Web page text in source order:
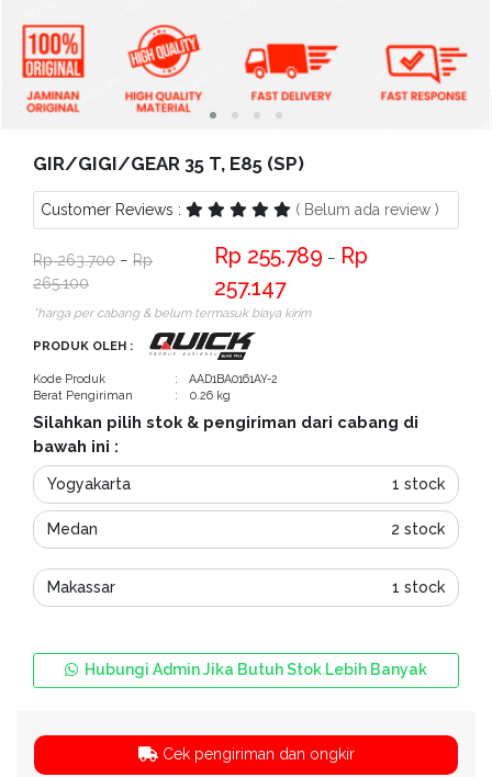
Kritik
dan
Saran
GIR/GIGI/GEAR 35 T, E85 (SP)
Customer Reviews : ( Belum ada review )
263.700 −
265.100
255.789 −
257.147
*harga per cabang & belum termasuk biaya kirim
PRODUK OLEH :
Kode Produk
: AAD1BA0161AY-2
Berat Pengiriman
: 0.26 kg
Silahkan pilih stok & pengiriman dari cabang di
bawah ini :
Yogyakarta 1 stock
Medan 2 stock
Makassar 1 stock
Hubungi Admin Jika Butuh Stok Lebih Banyak
Cek pengiriman dan ongkir